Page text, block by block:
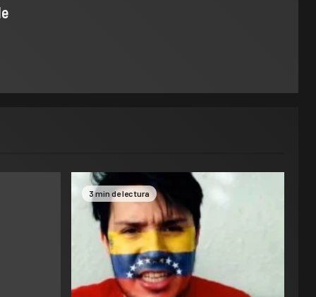
3 min de lectura